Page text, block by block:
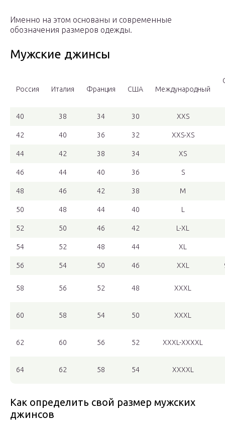
Именно на этом основаны и современные
обозначения размеров одежды.
Мужские джинсы
Россия Италия Франция США Международный
40 38 34 30 XXS
42 40 36 32 XXS-XS
44 42 38 34 XS
46 44 40 36 S
48 46 42 38 M
50 48 44 40 L
52 50 46 42 L-XL
54 52 48 44 XL
56 54 50 46 XXL
58 56 52 48 XXXL
60 58 54 50 XXXL
62 60 56 52 XXXL-XXXXL
64 62 58 54 XXXXL
Как определить свой размер мужских
джинсов